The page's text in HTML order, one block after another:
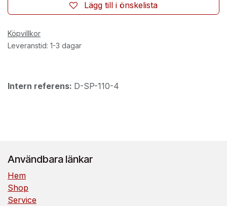
Lägg till i önskelista
Köpvillkor
Leveranstid: 1-3 dagar
Intern referens: D-SP-110-4
Användbara länkar
Hem
Shop
Service